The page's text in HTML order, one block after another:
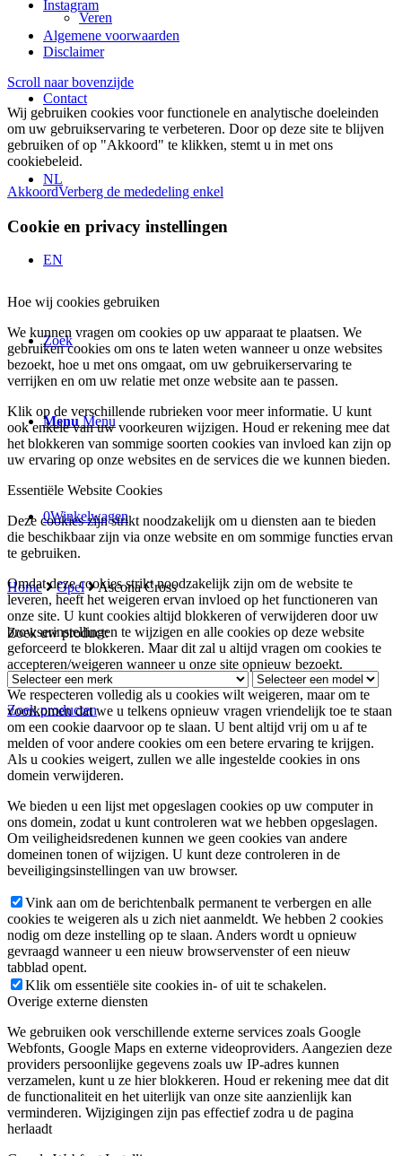
Veren
Contact
NL
EN
Zoek
Menu Menu
0Winkelwagen
Home Opel Ascona Cross
Zoek uw product:
Zoek producten
Instagram
Algemene voorwaarden
Disclaimer
Scroll naar bovenzijde
Wij gebruiken cookies voor functionele en analytische doeleinden
om uw gebruikservaring te verbeteren. Door op deze site te blijven
gebruiken of op "Akkoord" te klikken, stemt u in met ons
cookiebeleid.
AkkoordVerberg de mededeling enkel
Cookie en privacy instellingen
Hoe wij cookies gebruiken
We kunnen vragen om cookies op uw apparaat te plaatsen. We
gebruiken cookies om ons te laten weten wanneer u onze websites
bezoekt, hoe u met ons omgaat, om uw gebruikerservaring te
verrijken en om uw relatie met onze website aan te passen.
Klik op de verschillende rubrieken voor meer informatie. U kunt
ook enkele van uw voorkeuren wijzigen. Houd er rekening mee dat
het blokkeren van sommige soorten cookies van invloed kan zijn op
uw ervaring op onze websites en de services die we kunnen bieden.
Essentiële Website Cookies
Deze cookies zijn strikt noodzakelijk om u diensten aan te bieden
die beschikbaar zijn via onze website en om sommige functies ervan
te gebruiken.
Omdat deze cookies strikt noodzakelijk zijn om de website te
leveren, heeft het weigeren ervan invloed op het functioneren van
onze site. U kunt cookies altijd blokkeren of verwijderen door uw
browserinstellingen te wijzigen en alle cookies op deze website
geforceerd te blokkeren. Maar dit zal u altijd vragen om cookies te
accepteren/weigeren wanneer u onze site opnieuw bezoekt.
We respecteren volledig als u cookies wilt weigeren, maar om te
voorkomen dat we u telkens opnieuw vragen vriendelijk toe te staan
om een cookie daarvoor op te slaan. U bent altijd vrij om u af te
melden of voor andere cookies om een betere ervaring te krijgen.
Als u cookies weigert, zullen we alle ingestelde cookies in ons
domein verwijderen.
We bieden u een lijst met opgeslagen cookies op uw computer in
ons domein, zodat u kunt controleren wat we hebben opgeslagen.
Om veiligheidsredenen kunnen we geen cookies van andere
domeinen tonen of wijzigen. U kunt deze controleren in de
beveiligingsinstellingen van uw browser.
Vink aan om de berichtenbalk permanent te verbergen en alle
cookies te weigeren als u zich niet aanmeldt. We hebben 2 cookies
nodig om deze instelling op te slaan. Anders wordt u opnieuw
gevraagd wanneer u een nieuw browservenster of een nieuw
tabblad opent.
Klik om essentiële site cookies in- of uit te schakelen.
Overige externe diensten
We gebruiken ook verschillende externe services zoals Google
Webfonts, Google Maps en externe videoproviders. Aangezien deze
providers persoonlijke gegevens zoals uw IP-adres kunnen
verzamelen, kunt u ze hier blokkeren. Houd er rekening mee dat dit
de functionaliteit en het uiterlijk van onze site aanzienlijk kan
verminderen. Wijzigingen zijn pas effectief zodra u de pagina
herlaadt